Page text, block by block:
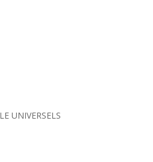
UNIVERSELS